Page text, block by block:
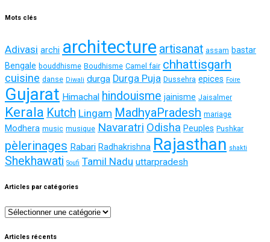
Mots clés
Adivasi archi architecture artisanat assam bastar
Bengale bouddhisme Boudhisme Camel fair chhattisgarh
cuisine danse Diwali durga Durga Puja Dussehra epices Foire
Gujarat Himachal hindouisme jainisme Jaisalmer
Kerala Kutch Lingam MadhyaPradesh mariage
Modhera music musique Navaratri Odisha Peuples Pushkar
pèlerinages Rabari Radhakrishna Rajasthan shakti
Shekhawati Soufi Tamil Nadu uttarpradesh
Articles par catégories
Articles
catégories
Articles récents